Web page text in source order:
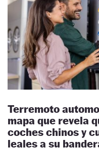
Terremoto
mapa que revela
coches chinos y
leales a su